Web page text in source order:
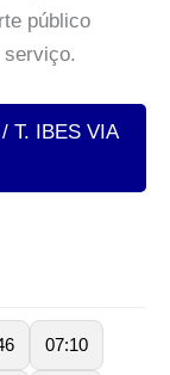
público
serviço.
T. IBES VIA
07:10